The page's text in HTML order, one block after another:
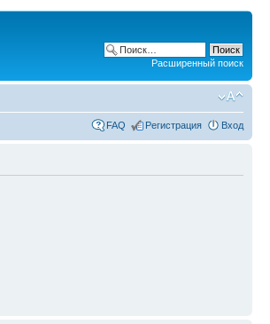
Расширенный поиск
FAQ Регистрация Вход